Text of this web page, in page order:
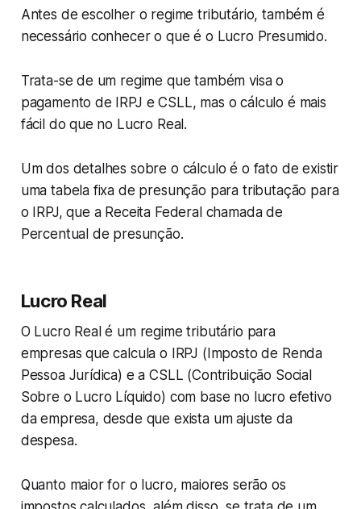
Antes de escolher o regime tributário, também é
necessário conhecer o que é o Lucro Presumido.
Trata-se de um regime que também visa o
pagamento de IRPJ e CSLL, mas o cálculo é mais
fácil do que no Lucro Real.
Um dos detalhes sobre o cálculo é o fato de existir
uma tabela fixa de presunção para tributação para
o IRPJ, que a Receita Federal chamada de
Percentual de presunção.
Lucro Real
O Lucro Real é um regime tributário para
empresas que calcula o IRPJ (Imposto de Renda
Pessoa Jurídica) e a CSLL (Contribuição Social
Sobre o Lucro Líquido) com base no lucro efetivo
da empresa, desde que exista um ajuste da
despesa.
Quanto maior for o lucro, maiores serão os